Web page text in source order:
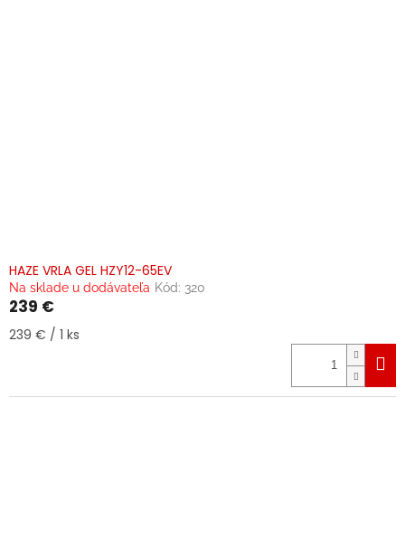
HAZE VRLA GEL HZY12-65EV
Na sklade u dodávateľa Kód: 320
239 €
Jednotková
239 € / 1 ks